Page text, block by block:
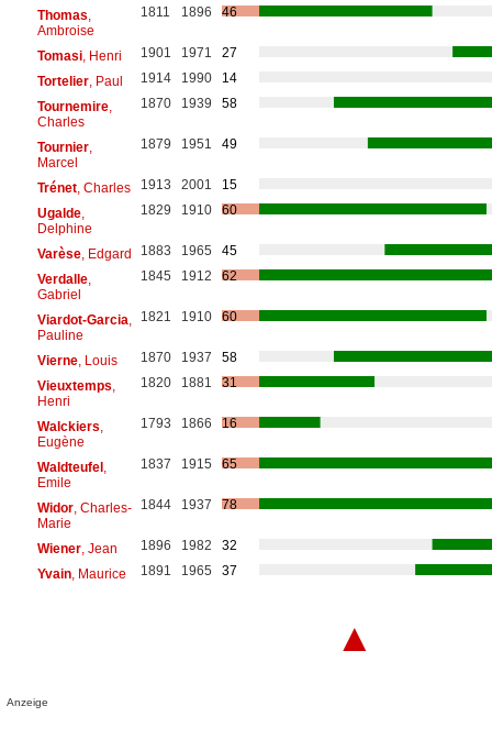
Thomas
Ambroise
1811 1896 46
Tomasi, Henri 1901 1971
27
Tortelier, Paul 1914 1990
14
Tournemire,
Charles
1870 1939 58
Tournier,
Marcel
1879 1951 49
Trénet, Charles 1913 2001
15
Ugalde,
Delphine
1829 1910 60
Varèse, Edgard 1883 1965
45
Verdalle,
Gabriel
1845 1912 62
Viardot-Garcia
Pauline
1821 1910 60
Vierne, Louis 1870 1937
58
Vieuxtemps
Henri
1820 1881 31
Walckiers
Eugène
1793 1866 16
Waldteufel,
Emile
1837 1915 65
Widor, Charles-
Marie
1844 1937 78
Wiener, Jean 1896 1982
32
Yvain, Maurice 1891 1965 37
▲
Anzeige